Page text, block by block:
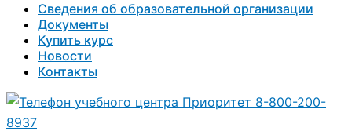
Сведения об образовательной организации
Документы
Купить курс
Новости
Контакты
8-800-200-
8937